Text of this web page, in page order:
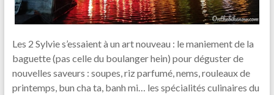
Les 2 Sylvie s’essaient à un art nouveau : le maniement de la
baguette (pas celle du boulanger hein) pour déguster de
nouvelles saveurs : soupes, riz parfumé, nems, rouleaux de
printemps, bun cha ta, banh mi… les spécialités culinaires du